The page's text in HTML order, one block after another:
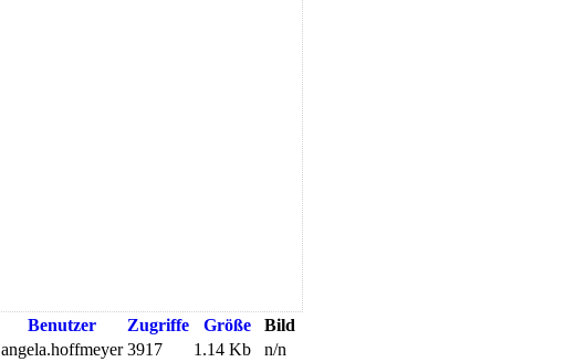
Benutzer Zugriffe Größe
Bild
angela.hoffmeyer 3917 1.14 Kb
n/n